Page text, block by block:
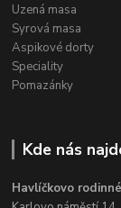
Uzená masa
Syrová masa
Aspikové dorty
Speciality
Pomazánky
Kde nás
Havlíčkovo